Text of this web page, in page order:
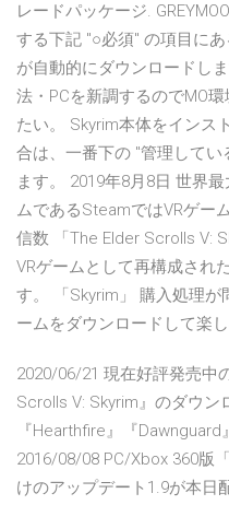
レードパッケージ.
する下記 "○必須" の項目に
が自動的にダウンロードし
法・PCを新調するのでMO
たい。 Skyrim本体をインス
合は、一番下の "管理して
ます。 2019年8月8日 世界
ムであるSteamではVRゲー
信数 「The Elder Scrolls V:
VRゲームとして再構成され
す。 「Skyrim」 購入処理が
ームをダウンロードして楽
2020/06/21 現在好評発売中
Scrolls V: Skyrim』のダウン
『Hearthfire』『
2016/08/08 PC/Xbox 360版
けのアップデート1.9が本日